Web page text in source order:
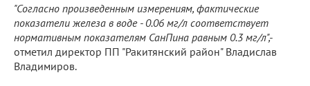
"Согласно произведенным измерениям, фактические
показатели железа в воде - 0.06 мг/л соответствует
нормативным показателям СанПина равным 0.3 мг/л",-
отметил директор ПП "Ракитянский район" Владислав
Владимиров.